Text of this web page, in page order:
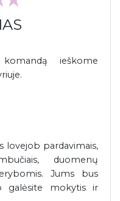
ieškome
lovejob pardavimais,
duomenų
Jums bus
galėsite mokytis ir